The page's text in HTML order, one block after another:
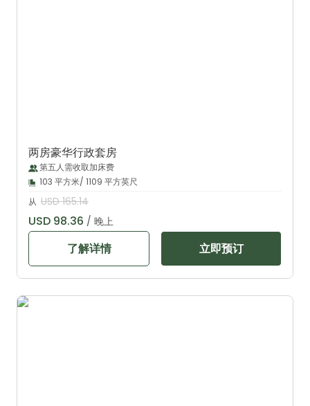
两房豪华行政套房
第五人需收取加床费
103 平方米/ 1109 平方英尺
从 USD 165.14
USD 98.36 / 晚上
了解详情 立即预订